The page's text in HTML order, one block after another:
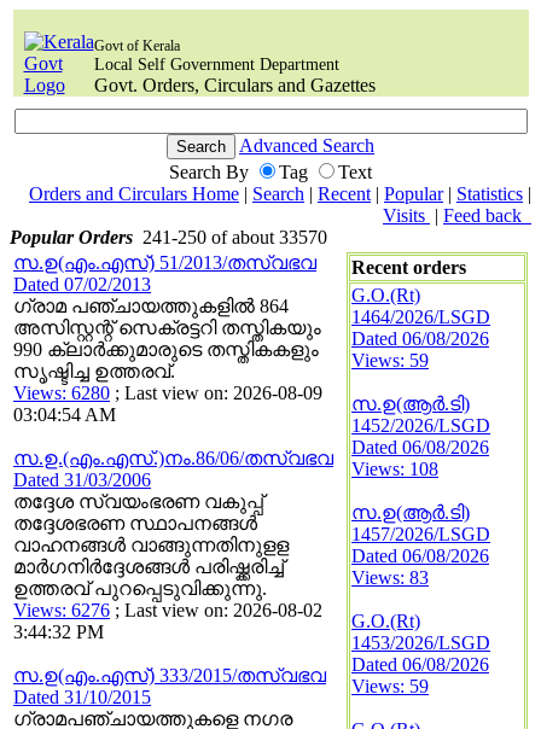
Govt of Kerala
Local Self Government Department
Govt. Orders, Circulars and Gazettes
Advanced Search
Search By
Tag
Text
Orders and Circulars Home | Search | Recent | Popular| Statistics |
Visits | Feed back
Popular Orders 241-250 of about 33570
സ.ഉ(എം.എസ്) 51/2013/തസ്വഭവ
Dated 07/02/2013
ഗ്രാമ പഞ്ചായത്തുകളില്‍ 864
അസിസ്റ്റന്റ് സെക്രട്ടറി തസ്തികയും
990 ക്ലാര്‍ക്കുമാരുടെ തസ്തികകളും
സൃഷ്ടിച്ച ഉത്തരവ്.
Views: 6280 ; Last view on: 2026-08-09
03:04:54 AM
സ.ഉ.(എം.എസ്.)നം.86/06/തസ്വഭവ
Dated 31/03/2006
തദ്ദേശ സ്വയംഭരണ വകുപ്പ്
തദ്ദേശഭരണ സ്ഥാപനങ്ങള്‍
വാഹനങ്ങള്‍ വാങ്ങുന്നതിനുളള
മാര്‍ഗനിര്‍ദ്ദേശങ്ങള്‍ പരിഷ്ക്കരിച്ച്
ഉത്തരവ് പുറപ്പെടുവിക്കുന്നു.
Views: 6276 ; Last view on: 2026-08-02
3:44:32 PM
സ.ഉ(എം.എസ്) 333/2015/തസ്വഭവ
Dated 31/10/2015
ഗ്രാമപഞ്ചായത്തുകളെ നഗര
Recent orders
G.O.(Rt)
1464/2026/LSGD
Dated 06/08/2026
Views: 59
സ.ഉ(ആര്‍.ടി)
1452/2026/LSGD
Dated 06/08/2026
Views: 108
സ.ഉ(ആര്‍.ടി)
1457/2026/LSGD
Dated 06/08/2026
Views: 83
G.O.(Rt)
1453/2026/LSGD
Dated 06/08/2026
Views: 59